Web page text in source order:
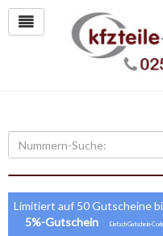
Limitiert auf 50 Gutscheine
5%-Gutschein